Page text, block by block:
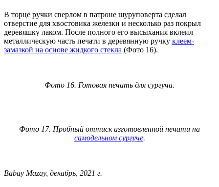
В торце ручки сверлом в патроне шуруповерта сделал
отверстие для хвостовика железки и несколько раз покрыл
деревяшку лаком. После полного его высыхания вклеил
металлическую часть печати в деревянную ручку клеем-
замазкой на основе жидкого стекла (Фото 16).
Фото 16. Готовая печать для сургуча.
Фото 17. Пробный оттиск изготовленной печати на
самодельном сургуче.
Babay Mazay, декабрь, 2021 г.